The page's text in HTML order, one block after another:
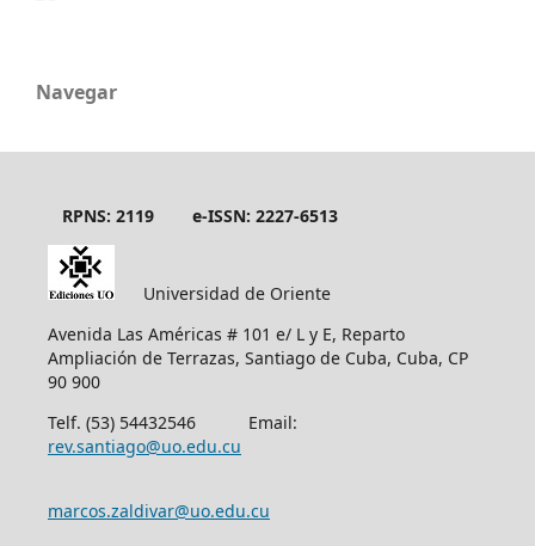
Navegar
RPNS: 2119 e-ISSN: 2227-6513
Universidad de Oriente
Avenida Las Américas # 101 e/ L y E, Reparto
Ampliación de Terrazas, Santiago de Cuba, Cuba, CP
90 900
Telf. (53) 54432546 Email:
rev.santiago@uo.edu.cu
marcos.zaldivar@uo.edu.cu